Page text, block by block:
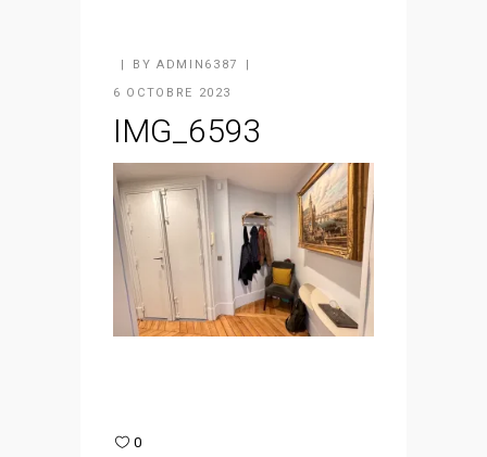
BY ADMIN6387
6 OCTOBRE 2023
IMG_6593
0